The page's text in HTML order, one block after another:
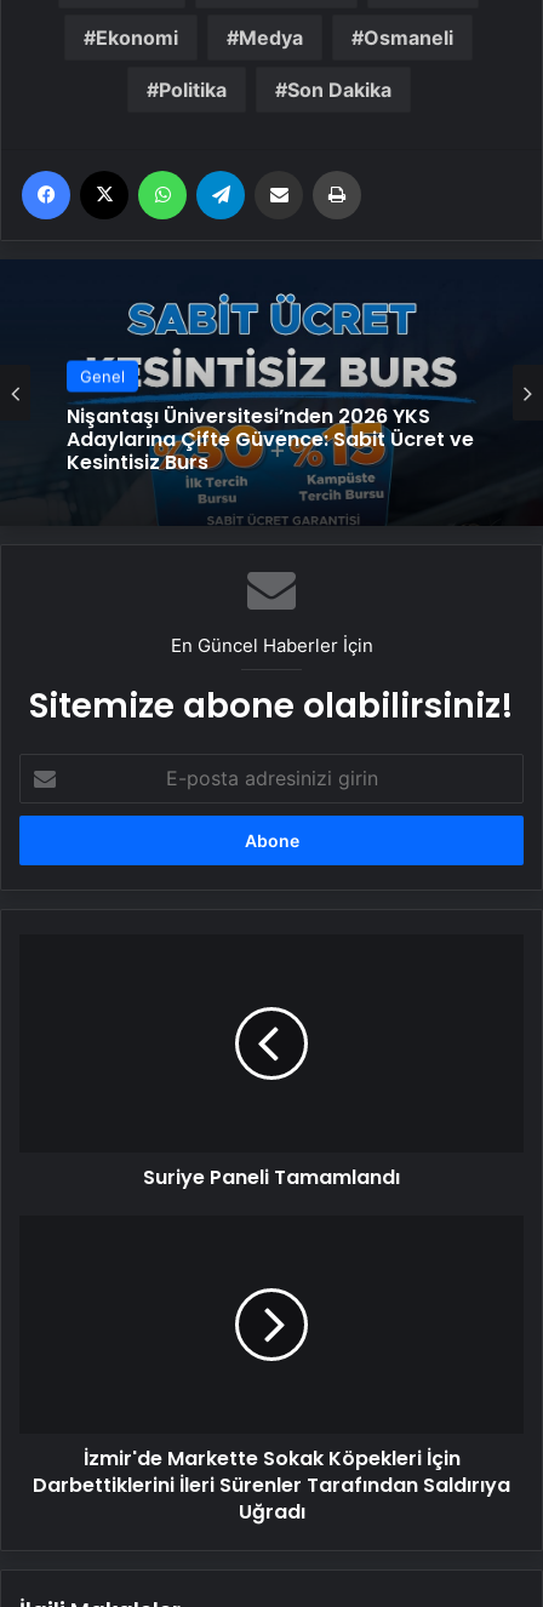
Ekonomi Medya Osmaneli
Politika Son Dakika
Facebook WhatsApp Email'den paylaş
Genel
Nişantaşı Üniversitesi’nden 2026 YKS
Adaylarına Çifte Güvence: Sabit Ücret ve
Kesintisiz Burs
Genel
En Güncel Haberler İçin
Sitemize abone olabilirsiniz!
posta
adresinizi
Suriye Paneli Tamamlandı
Uğradı
İzmir'de Markette Sokak Köpekleri İçin
Darbettiklerini İleri Sürenler Tarafından Saldırıya
Uğradı